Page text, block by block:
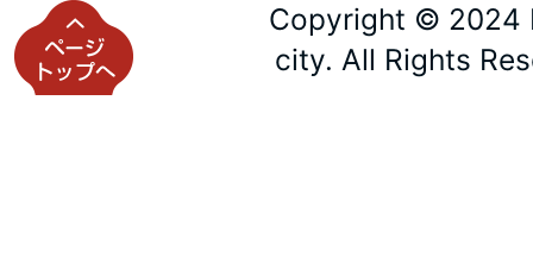
Copyright © 2024
city. All Rights